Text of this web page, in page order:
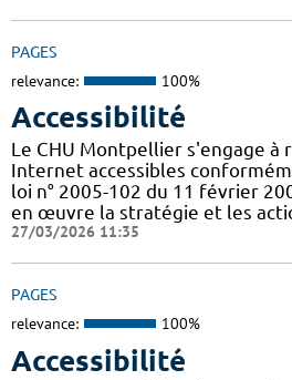
PAGES
relevance: 100%
Accessibilité
Le CHU Montpellier s'engage à
Internet accessibles
loi n° 2005-102 du 11 février
en œuvre la stratégie et les
27/03/2026 11:35
PAGES
relevance: 100%
Accessibilité